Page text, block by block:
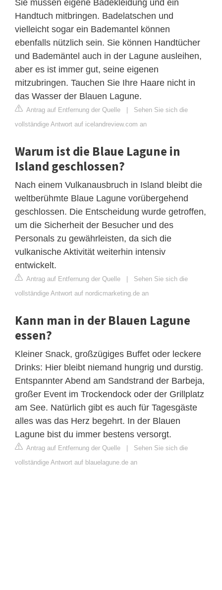
Sie müssen eigene Badekleidung und ein
Handtuch mitbringen. Badelatschen und
vielleicht sogar ein Bademantel können
ebenfalls nützlich sein. Sie können Handtücher
und Bademäntel auch in der Lagune ausleihen,
aber es ist immer gut, seine eigenen
mitzubringen. Tauchen Sie Ihre Haare nicht in
das Wasser der Blauen Lagune.
Antrag auf Entfernung der Quelle | Sehen Sie sich die
vollständige Antwort auf icelandreview.com an
Warum ist die Blaue Lagune in
Island geschlossen?
Nach einem Vulkanausbruch in Island bleibt die
weltberühmte Blaue Lagune vorübergehend
geschlossen. Die Entscheidung wurde getroffen,
um die Sicherheit der Besucher und des
Personals zu gewährleisten, da sich die
vulkanische Aktivität weiterhin intensiv
entwickelt.
Antrag auf Entfernung der Quelle | Sehen Sie sich die
vollständige Antwort auf nordicmarketing.de an
Kann man in der Blauen Lagune
essen?
Kleiner Snack, großzügiges Buffet oder leckere
Drinks: Hier bleibt niemand hungrig und durstig.
Entspannter Abend am Sandstrand der Barbeja,
großer Event im Trockendock oder der Grillplatz
am See. Natürlich gibt es auch für Tagesgäste
alles was das Herz begehrt. In der Blauen
Lagune bist du immer bestens versorgt.
Antrag auf Entfernung der Quelle | Sehen Sie sich die
vollständige Antwort auf blauelagune.de an